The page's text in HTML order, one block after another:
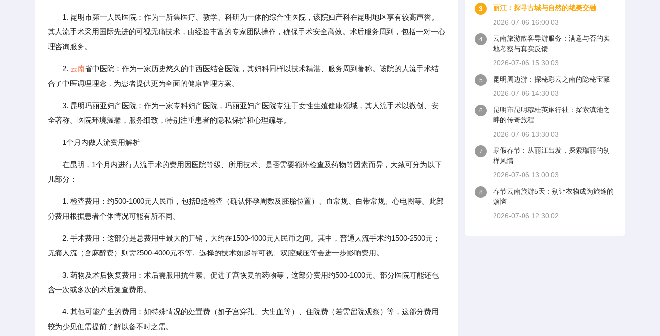
1. 昆明市第一人民医院：作为一所集医疗、教学、科研为一体的综合性医院，该院妇产科在昆明地区享有较高声誉。
其人流手术采用国际先进的可视无痛技术，由经验丰富的专家团队操作，确保手术安全高效。术后服务周到，包括一对一心
理咨询服务。
2. 云南省中医院：作为一家历史悠久的中西医结合医院，其妇科同样以技术精湛、服务周到著称。该院的人流手术结
合了中医调理理念，为患者提供更为全面的健康管理方案。
3. 昆明玛丽亚妇产医院：作为一家专科妇产医院，玛丽亚妇产医院专注于女性生殖健康领域，其人流手术以微创、安
全著称。医院环境温馨，服务细致，特别注重患者的隐私保护和心理疏导。
1个月内做人流费用解析
在昆明，1个月内进行人流手术的费用因医院等级、所用技术、是否需要额外检查及药物等因素而异，大致可分为以下
几部分：
1. 检查费用：约500-1000元人民币，包括B超检查（确认怀孕周数及胚胎位置）、血常规、白带常规、心电图等。此部
分费用根据患者个体情况可能有所不同。
2. 手术费用：这部分是总费用中最大的开销，大约在1500-4000元人民币之间。其中，普通人流手术约1500-2500元；
无痛人流（含麻醉费）则需2500-4000元不等。选择的技术如超导可视、双腔减压等会进一步影响费用。
3. 药物及术后恢复费用：术后需服用抗生素、促进子宫恢复的药物等，这部分费用约500-1000元。部分医院可能还包
含一次或多次的术后复查费用。
4. 其他可能产生的费用：如特殊情况的处置费（如子宫穿孔、大出血等）、住院费（若需留院观察）等，这部分费用
较为少见但需提前了解以备不时之需。
3
丽江：探寻古城与自然的绝美交融
2026-07-06 16:00:03
4
云南旅游散客导游服务：满意与否的实
地考察与真实反馈
2026-07-06 15:30:03
5
昆明周边游：探秘彩云之南的隐秘宝藏
2026-07-06 14:30:03
6
昆明市昆明穆桂英旅行社：探索滇池之
畔的传奇旅程
2026-07-06 13:30:03
7
寒假春节：从丽江出发，探索瑞丽的别
样风情
2026-07-06 13:00:03
8
春节云南旅游5天：别让衣物成为旅途的
烦恼
2026-07-06 12:30:02